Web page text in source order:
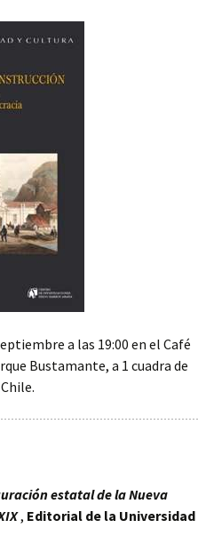
Y
Y
/
a las 19:00 en el Café
Bustamante, a 1 cuadra de
estatal de la Nueva
, Editorial de la Universidad